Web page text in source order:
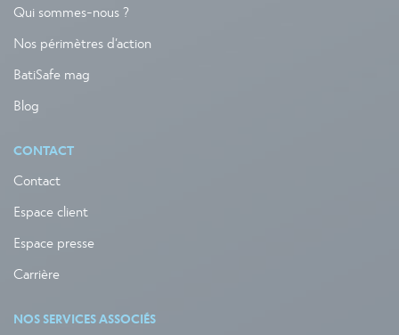
Qui sommes-nous ?
Nos périmètres d’action
BatiSafe mag
Blog
CONTACT
Contact
Espace client
Espace presse
Carrière
NOS SERVICES ASSOCIÉS